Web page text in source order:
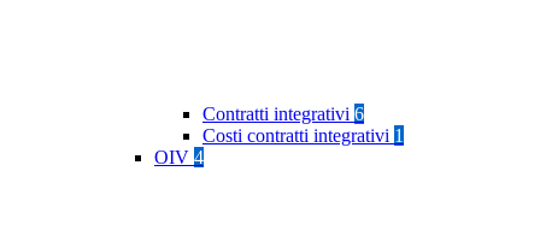
Contratti integrativi 6
Costi contratti integrativi 1
OIV 4